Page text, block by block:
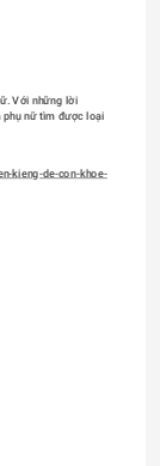
Với những lời
phụ nữ tìm được loại
kieng-de-con-khoe-